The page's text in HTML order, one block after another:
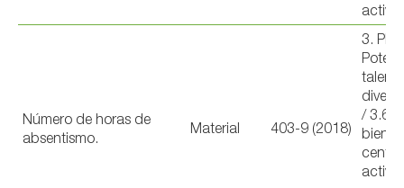
Número de horas de
absentismo.
Material 403-9 (2018)
3.
/ 3.6